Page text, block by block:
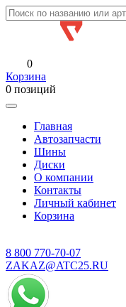
0
Корзина
0 позиций
Главная
Автозапчасти
Шины
Диски
О компании
Контакты
Личный кабинет
Корзина
8 800 770-70-07
ZAKAZ@ATC25.RU